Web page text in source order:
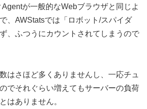
が一般的なWebブラウザと同じよ
、AWStatsでは「ロボット/スパイダ
、ふつうにカウントされてしまうので
はさほど多くありませんし、一応チュ
でそれぐらい増えてもサーバーの負荷
はありません。